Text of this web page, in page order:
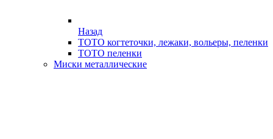
Назад
ТОТО когтеточки, лежаки, вольеры, пеленки
ТОТО пеленки
Миски металлические